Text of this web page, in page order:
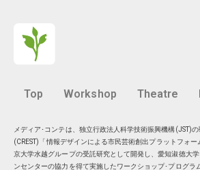
Top Workshop Theatre
メディア･コンテは、独立行政法人科学技術振興機構(JST)
(CREST)「情報デザインによる市民芸術創出プラットフォ
京大学水越グループの受託研究として開発し、愛知淑徳大
ンセンターの協力を得て実施したワークショップ･プログラ